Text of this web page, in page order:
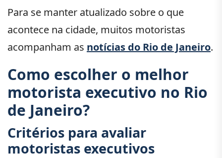
Para se manter atualizado sobre o que
acontece na cidade, muitos motoristas
acompanham as notícias do Rio de Janeiro.
Como escolher o melhor
motorista executivo no Rio
de Janeiro?
Critérios para avaliar
motoristas executivos